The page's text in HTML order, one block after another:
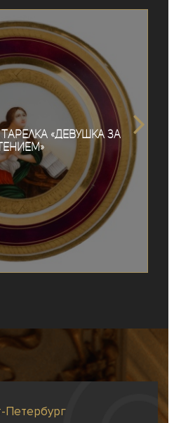
«Девушка за
Петербург